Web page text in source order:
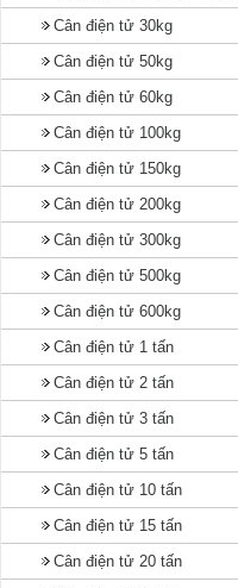
Cân điện tử 30kg
Cân điện tử 50kg
Cân điện tử 60kg
Cân điện tử 100kg
Cân điện tử 150kg
Cân điện tử 200kg
Cân điện tử 300kg
Cân điện tử 500kg
Cân điện tử 600kg
Cân điện tử 1 tấn
Cân điện tử 2 tấn
Cân điện tử 3 tấn
Cân điện tử 5 tấn
Cân điện tử 10 tấn
Cân điện tử 15 tấn
Cân điện tử 20 tấn